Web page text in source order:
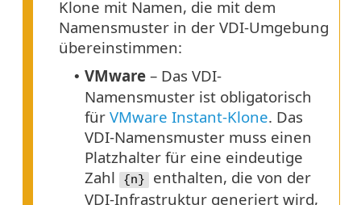
Klone mit Namen, die mit dem
Namensmuster in der VDI-Umgebung
übereinstimmen:
• VMware – Das VDI-
Namensmuster ist obligatorisch
für VMware Instant-Klone. Das
VDI-Namensmuster muss einen
Platzhalter für eine eindeutige
Zahl
{n}
enthalten, die von der
VDI-Infrastruktur generiert wird,